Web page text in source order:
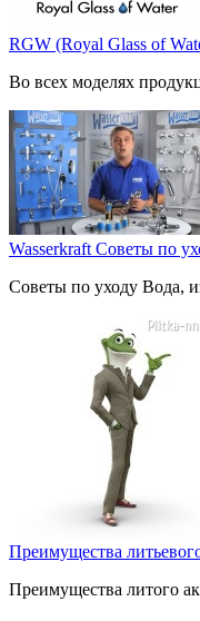
RGW (Royal Glass of
Во всех моделях
Wasserkraft Советы по
Советы по уходу Вода,
Преимущества
Преимущества литого